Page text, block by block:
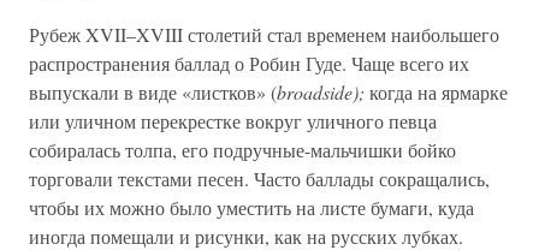
Рубеж XVII–XVIII столетий стал временем наибольшего
распространения баллад о Робин Гуде. Чаще всего их
выпускали в виде «листков» (broadside); когда на ярмарке
или уличном перекрестке вокруг уличного певца
собиралась толпа, его подручные-мальчишки бойко
торговали текстами песен. Часто баллады сокращались,
чтобы их можно было уместить на листе бумаги, куда
иногда помещали и рисунки, как на русских лубках.